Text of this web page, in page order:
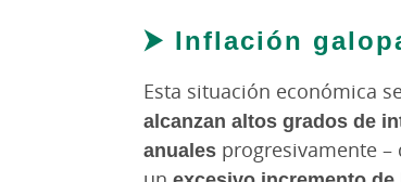
⮞ Inflación
Esta situación económica
alcanzan altos grados de
anuales progresivamente –